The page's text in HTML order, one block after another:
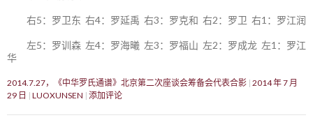
右5：罗卫东 右4：罗延禹 右3：罗克和 右2：罗卫 右1：罗江润
左5：罗训森 左4：罗海曦 左3：罗福山 左2：罗成龙 左1：罗江
华
2014.7.27，《中华罗氏通谱》北京第二次座谈会筹备会代表合影 2014 年 7 月
29 日
LUOXUNSEN 添加评论